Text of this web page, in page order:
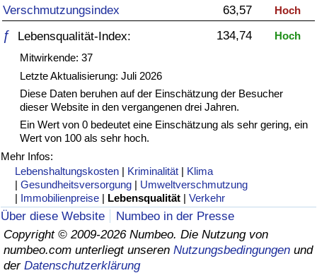
Verschmutzungsindex 63,57 Hoch
ƒ Lebensqualität-Index: 134,74
Hoch
Mitwirkende: 37
Letzte Aktualisierung: Juli 2026
Diese Daten beruhen auf der Einschätzung der Besucher
dieser Website in den vergangenen drei Jahren.
Ein Wert von 0 bedeutet eine Einschätzung als sehr gering, ein
Wert von 100 als sehr hoch.
Mehr Infos:
Lebenshaltungskosten | Kriminalität | Klima
|Gesundheitsversorgung | Umweltverschmutzung
| Immobilienpreise | Lebensqualität |Verkehr
Über diese Website
Numbeo in der Presse
Copyright © 2009-2026 Numbeo. Die Nutzung von
numbeo.com unterliegt unseren Nutzungsbedingungen und
der Datenschutzerklärung
Gesundheitsversorgungs-Index (aktuell)
Gesundheitsversorgungs-Index
Gesundheitsversorgungs-Index nach Land
Umweltverschmutzung
Umweltverschmutzungs-Index (aktuell)
Verschmutzungsindex
Umweltverschmutzungs-Index nach Land
Verkehr